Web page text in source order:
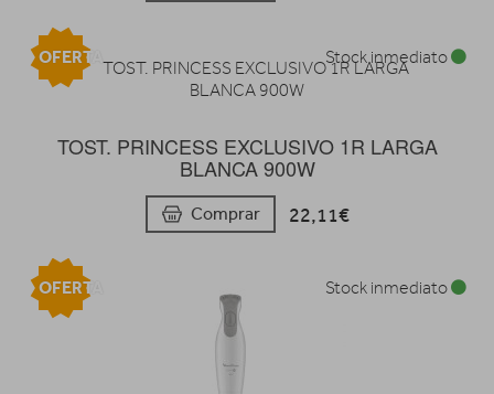
TOST. PRINCESS EXCLUSIVO 1R LARGA
BLANCA 900W
Comprar 22,11€
Stock inmediato
OFERTA
Stock inmediato
OFERTA